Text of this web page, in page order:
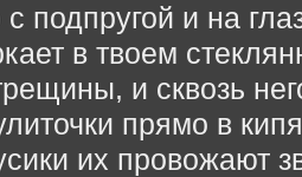
подпругой и на
в твоем
и сквозь
прямо в
их провожают